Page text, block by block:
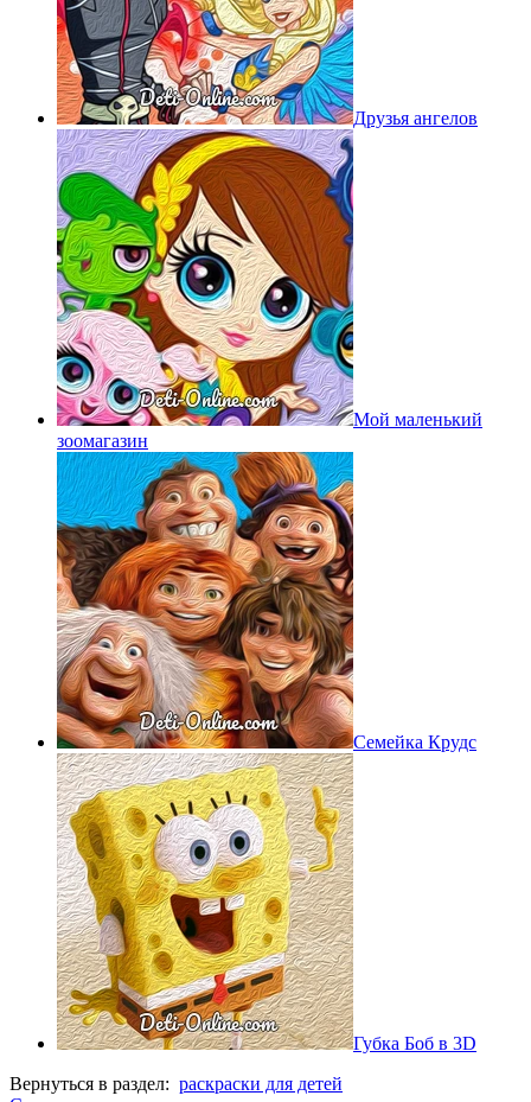
Друзья ангелов
Мой маленький
зоомагазин
Семейка Крудс
Губка Боб в 3D
Вернуться в раздел: раскраски для детей